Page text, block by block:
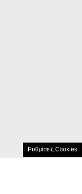
Ρυθμίσεις Cookies